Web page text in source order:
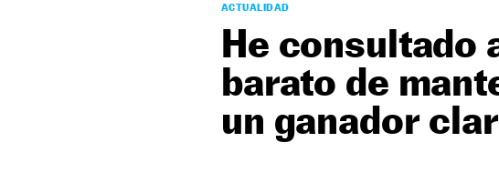
ACTUALIDAD
He consultado
barato de
un ganador